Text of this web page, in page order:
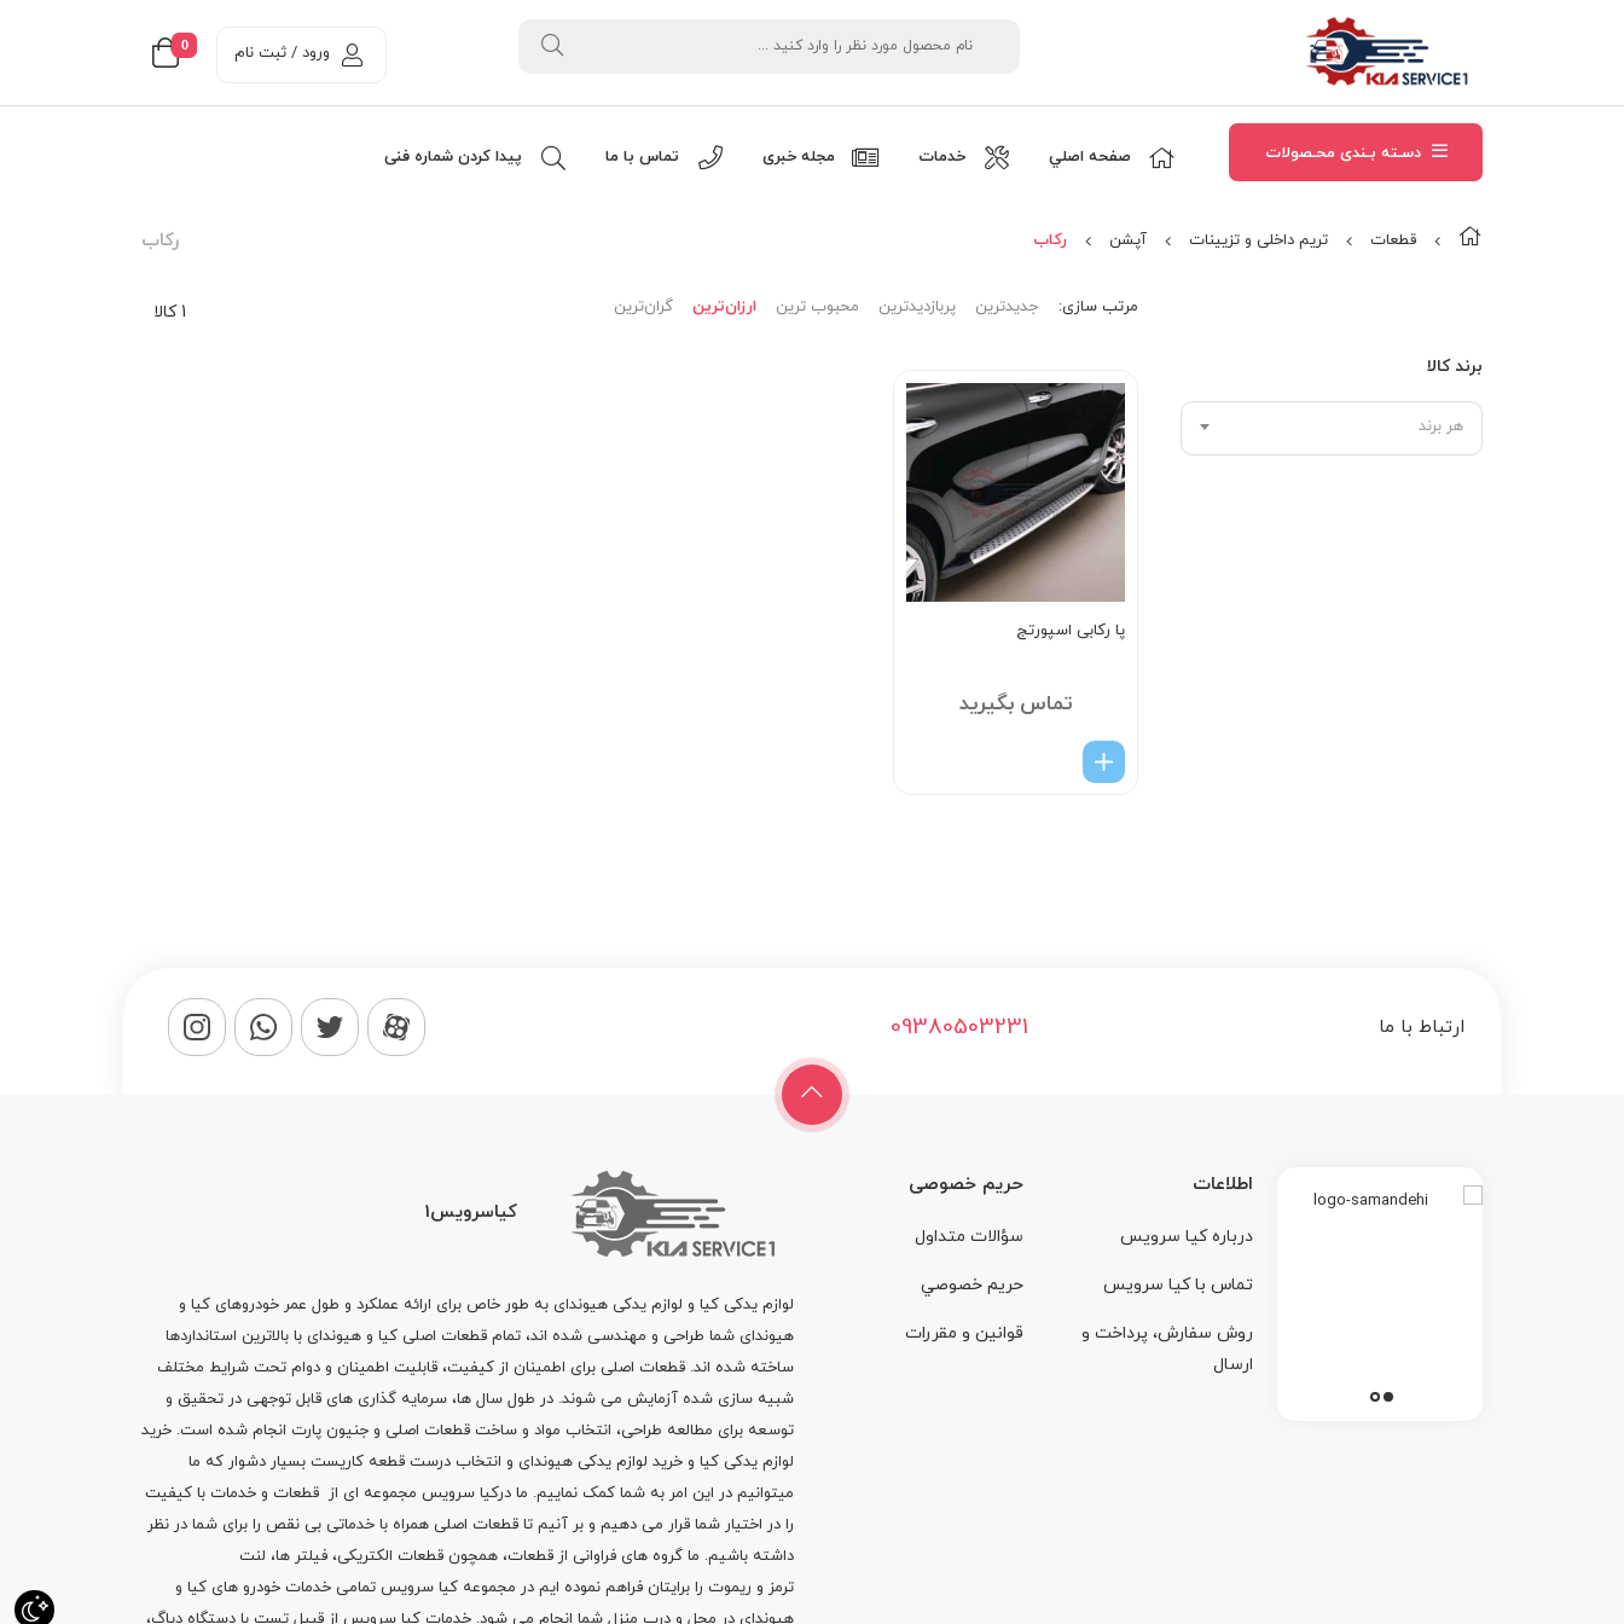
0 ورود / ثبت نام
دسـته بـندی محـصولات صفحه اصلي خدمات مجله خبری تماس با ما پیدا کردن شماره فنی
رکاب قطعات تریم داخلی و تزیینات آپشن رکاب
برند کالا
هر برند
1 کالا مرتب‌ سازی: جدیدترین پربازدیدترین محبوب ترین ارزان‌ترین گران‌ترین
پا رکابی اسپورتج
تماس بگیرید
ارتباط با ما 09380503231
اطلاعات
درباره کيا سرويس
تماس با کيا سرويس
روش سفارش، پرداخت و
ارسال
حریم خصوصی
سؤالات متداول
حريم خصوصي
قوانين و مقررات
کیاسرویس1
لوازم یدکی کیا و لوازم یدکی هیوندای به طور خاص برای ارائه عملکرد و طول عمر خودروهای کیا و
هیوندای شما طراحی و مهندسی شده اند، تمام قطعات اصلی کیا و هیوندای با بالاترین استانداردها
ساخته شده اند. قطعات اصلی برای اطمینان از کیفیت، قابلیت اطمینان و دوام تحت شرایط مختلف
شبیه سازی شده آزمایش می شوند. در طول سال ها، سرمایه گذاری های قابل توجهی در تحقیق و
توسعه برای مطالعه طراحی، انتخاب مواد و ساخت قطعات اصلی و جنیون پارت انجام شده است. خرید
لوازم یدکی کیا و خرید لوازم یدکی هیوندای و انتخاب درست قطعه کاریست بسیار دشوار که ما
میتوانیم در این امر به شما کمک نماییم. ما درکیا سرویس مجموعه ای از قطعات و خدمات با کیفیت
را در اختیار شما قرار می دهیم و بر آنیم تا قطعات اصلی همراه با خدماتی بی نقص را برای شما در نظر
داشته باشیم. ما گروه های فراوانی از قطعات، همچون قطعات الکتریکی، فیلتر ها، لنت
ترمز و ریموت را برایتان فراهم نموده ایم در مجموعه کیا سرویس تمامی خدمات خودرو های کیا و
هیوندای در محل و درب منزل شما انجام می شود. خدمات کیا سرویس از قبیل تست با دستگاه دیاگ،